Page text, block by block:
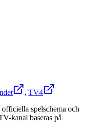
, TV4
spelschema och
kanal baseras på